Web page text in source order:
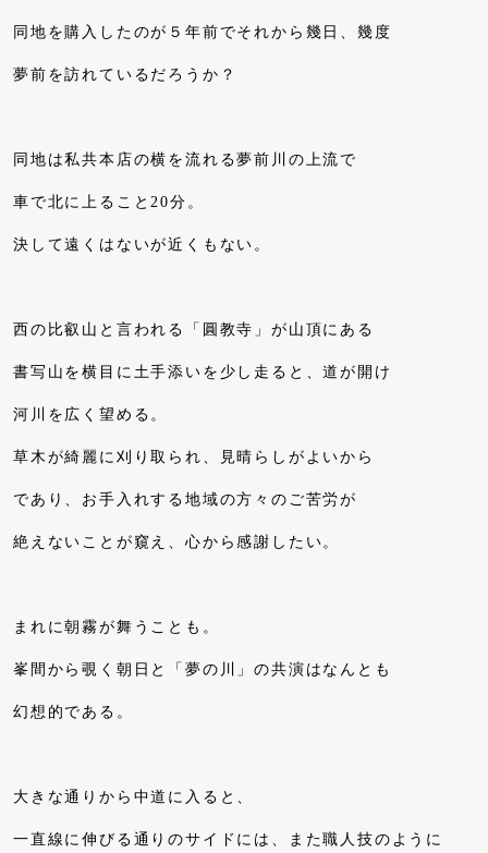
同地を購入したのが５年前でそれから幾日、幾度
夢前を訪れているだろうか？
同地は私共本店の横を流れる夢前川の上流で
車で北に上ること20分。
決して遠くはないが近くもない。
西の比叡山と言われる「圓教寺」が山頂にある
書写山を横目に土手添いを少し走ると、道が開け
河川を広く望める。
草木が綺麗に刈り取られ、見晴らしがよいから
であり、お手入れする地域の方々のご苦労が
絶えないことが窺え、心から感謝したい。
まれに朝霧が舞うことも。
峯間から覗く朝日と「夢の川」の共演はなんとも
幻想的である。
大きな通りから中道に入ると、
一直線に伸びる通りのサイドには、また職人技のように